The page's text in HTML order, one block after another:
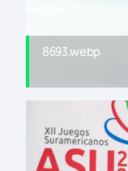
8693.webp